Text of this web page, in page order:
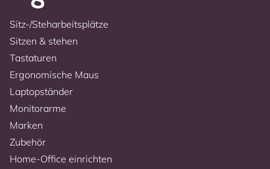
Sitz-/Steharbeitsplätze
Sitzen & stehen
Tastaturen
Ergonomische Maus
Laptopständer
Monitorarme
Marken
Zubehör
Home-Office einrichten